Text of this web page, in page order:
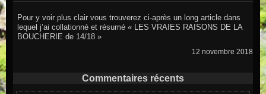
Pour y voir plus clair vous trouverez ci-après un long article dans
lequel j’ai collationné et résumé « LES VRAIES RAISONS DE LA
BOUCHERIE de 14/18 »
12 novembre 2018
Commentaires récents